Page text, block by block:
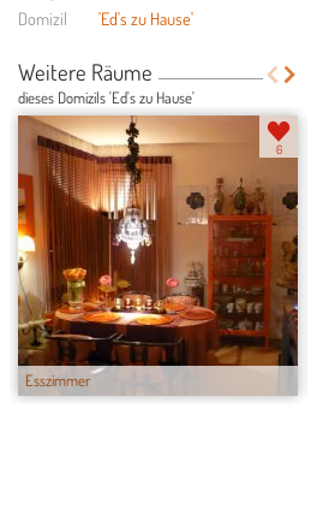
Domizil
'Ed's zu Hause'
Weitere Räume
dieses Domizils 'Ed's zu Hause'
Esszimmer
6